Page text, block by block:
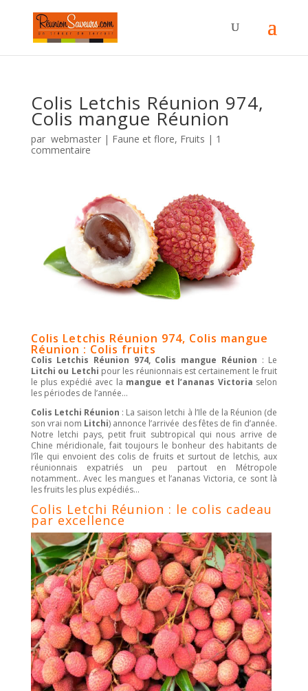
Colis Letchis Réunion 974,
Colis mangue Réunion
par webmaster| Faune et flore, Fruits | 1
commentaire
Colis Letchis Réunion 974, Colis mangue
Réunion : Colis fruits
Colis Letchis Réunion 974, Colis mangue Réunion : Le
Litchi ou Letchi pour les réunionnais est certainement le fruit
le plus expédié avec la mangue et l’ananas Victoria selon
les périodes de l’année…
Colis Letchi Réunion : La saison letchi à l’Ile de la Réunion (de
son vrai nom Litchi) annonce l’arrivée des fêtes de fin d’année.
Notre letchi pays, petit fruit subtropical qui nous arrive de
Chine méridionale, fait toujours le bonheur des habitants de
l’île qui envoient des colis de fruits et surtout de letchis, aux
réunionnais expatriés un peu partout en Métropole
notamment.. Avec les mangues et l’ananas Victoria, ce sont là
les fruits les plus expédiés…
Colis Letchi Réunion : le colis cadeau
par excellence